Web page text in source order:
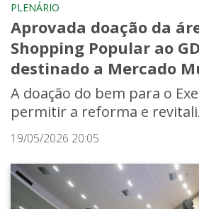
PLENÁRIO
Aprovada doação da
Shopping Popular ao
destinado a Mercado
A doação do bem para o
permitir a reforma e
19/05/2026 20:05